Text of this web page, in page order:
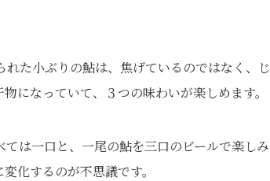
た小ぶりの鮎は、焦げているのではなく、じ
になっていて、３つの味わいが楽しめます。
は一口と、一尾の鮎を三口のビールで楽しみ
化するのが不思議です。